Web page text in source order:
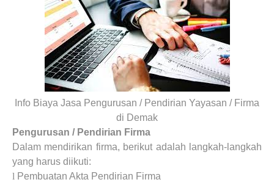
Info Biaya Jasa Pengurusan / Pendirian Yayasan / Firma
di Demak
Pengurusan / Pendirian Firma
Dalam mendirikan firma, berikut adalah langkah-langkah
yang harus diikuti:
l Pembuatan Akta Pendirian Firma